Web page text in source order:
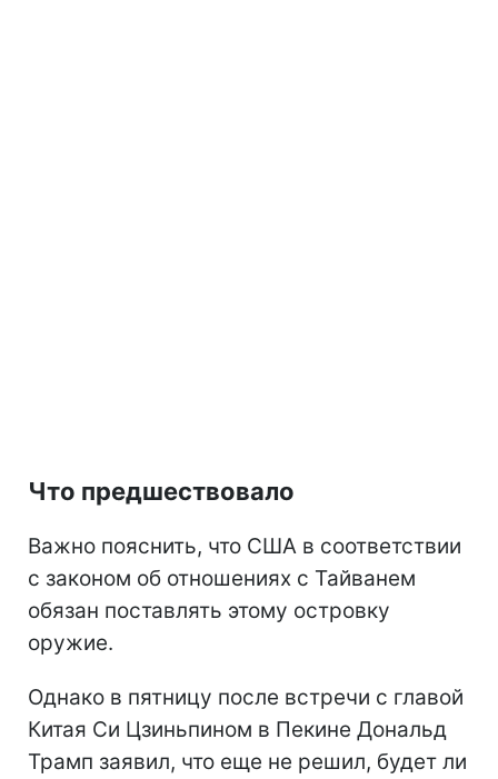
Что предшествовало
Важно пояснить, что США в соответствии
с законом об отношениях с Тайванем
обязан поставлять этому островку
оружие.
Однако в пятницу после встречи с главой
Китая Си Цзиньпином в Пекине Дональд
Трамп заявил, что еще не решил, будет ли